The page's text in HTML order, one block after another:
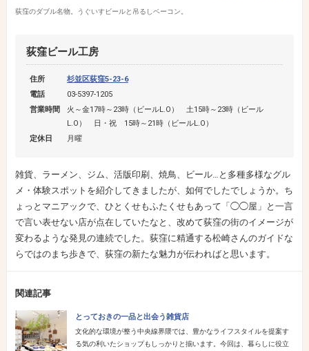
荻窪のダブル名物。うぐいすビールと吊るしベーコン。
荻窪ビール工房
住所
杉並区荻窪5-23-6
電話
03-5397-1205
営業時間
火～金17時～23時（ビールL.O） 土15時～23時（ビール
L.O） 日・祝 15時～21時（ビールL.O）
定休日
月曜
雑貨、ラーメン、ジム、活版印刷、焼鳥、ビール…と多種多様なグル
メ・体験スポットを紹介してきましたが、如何でしたでしょうか。ち
ょっとマニアックで、ひとくせもふたくせもあって「◯◯屋」と一言
で言い表せない店が点在していたなと、改めて荻窪の街のイメージが
変わるような発見の連続でした。荻窪に精通する松崎さんのガイドな
らではのまち歩きで、荻窪の新たな魅力が伝わればと思います。
関連記事
とっておきの一品と出会う雑貨店
文化的な環境が整う中央線界隈では、豊かなライフスタイルを提案す
る気の利いたショップもしっかりと揃います。今回は、暮らしに役立